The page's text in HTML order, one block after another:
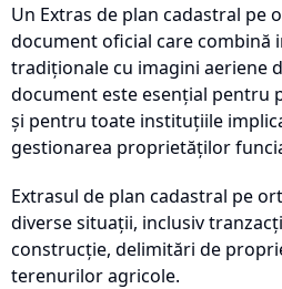
Un Extras de plan cadastral pe
document oficial care combină
tradiționale cu imagini aeriene
document este esențial pentru
și pentru toate instituțiile
gestionarea proprietăților
Extrasul de plan cadastral pe
diverse situații, inclusiv
construcție, delimitări de
terenurilor agricole.